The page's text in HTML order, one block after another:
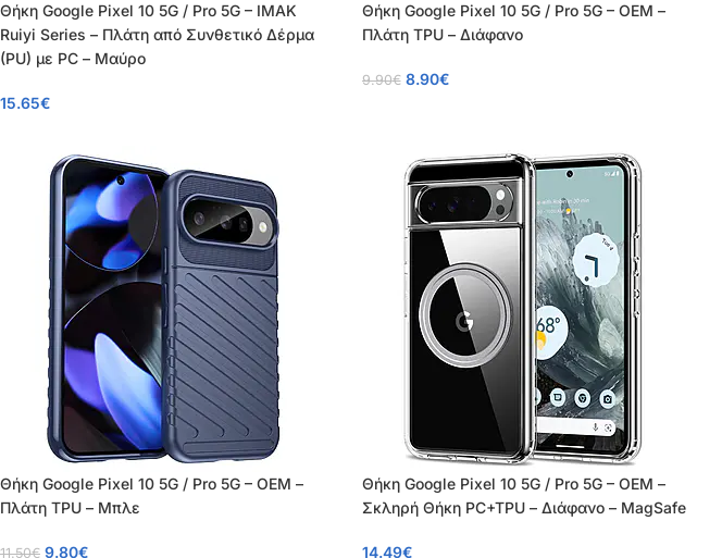
Θήκη Google Pixel 10 5G / Pro 5G – IMAK
Ruiyi Series – Πλάτη από Συνθετικό Δέρμα
(PU) με PC – Μαύρο
15.65€
Θήκη Google Pixel 10 5G / Pro 5G – OEM –
Πλάτη TPU – Διάφανο
9.90€ 8.90€
Θήκη Google Pixel 10 5G / Pro 5G – OEM –
Πλάτη TPU – Μπλε
11.50€ 9.80€
Θήκη Google Pixel 10 5G / Pro 5G – OEM –
Σκληρή Θήκη PC+TPU – Διάφανο – MagSafe
14.49€